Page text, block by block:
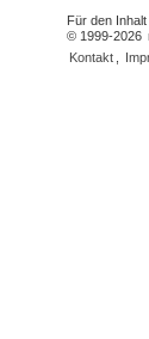
Für den
© 1999-2026
Kontakt